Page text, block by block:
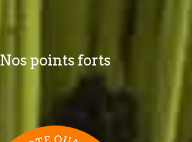
Nos points forts